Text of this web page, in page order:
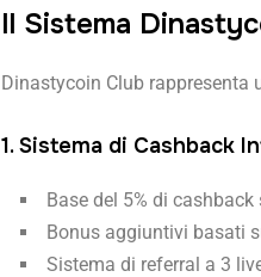
Il Sistema
Dinastycoin Club rappresenta
1. Sistema di Cashback
Base del 5% di
Bonus aggiuntivi basati
Sistema di referral a 3